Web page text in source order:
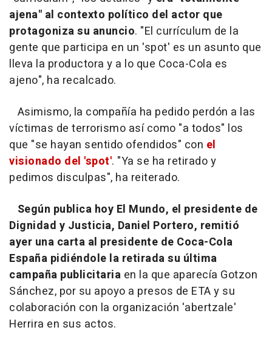
ajena" al contexto político del actor que
protagoniza su anuncio. "El currículum de la
gente que participa en un 'spot' es un asunto que
lleva la productora y a lo que Coca-Cola es
ajeno", ha recalcado.
Asimismo, la compañía ha pedido perdón a las
víctimas de terrorismo así como "a todos" los
que "se hayan sentido ofendidos" con el
visionado del 'spot'. "Ya se ha retirado y
pedimos disculpas", ha reiterado.
Según publica hoy El Mundo, el presidente de
Dignidad y Justicia, Daniel Portero, remitió
ayer una carta al presidente de Coca-Cola
España pidiéndole la retirada su última
campaña publicitaria en la que aparecía Gotzon
Sánchez, por su apoyo a presos de ETA y su
colaboración con la organización 'abertzale'
Herrira en sus actos.